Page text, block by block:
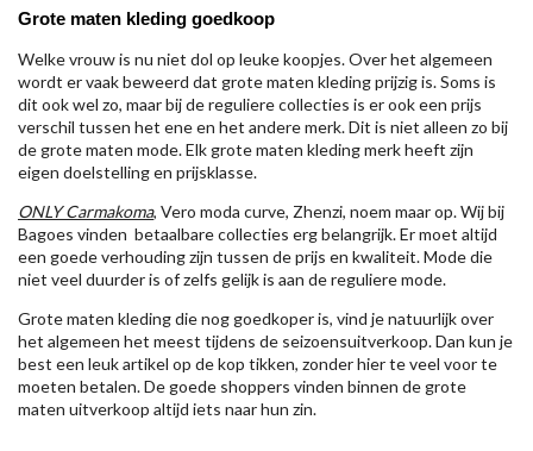
Grote maten kleding goedkoop
Welke vrouw is nu niet dol op leuke koopjes. Over het algemeen
wordt er vaak beweerd dat grote maten kleding prijzig is. Soms is
dit ook wel zo, maar bij de reguliere collecties is er ook een prijs
verschil tussen het ene en het andere merk. Dit is niet alleen zo bij
de grote maten mode. Elk grote maten kleding merk heeft zijn
eigen doelstelling en prijsklasse.
ONLY Carmakoma, Vero moda curve, Zhenzi, noem maar op. Wij bij
Bagoes vinden betaalbare collecties erg belangrijk. Er moet altijd
een goede verhouding zijn tussen de prijs en kwaliteit. Mode die
niet veel duurder is of zelfs gelijk is aan de reguliere mode.
Grote maten kleding die nog goedkoper is, vind je natuurlijk over
het algemeen het meest tijdens de seizoensuitverkoop. Dan kun je
best een leuk artikel op de kop tikken, zonder hier te veel voor te
moeten betalen. De goede shoppers vinden binnen de grote
maten uitverkoop altijd iets naar hun zin.